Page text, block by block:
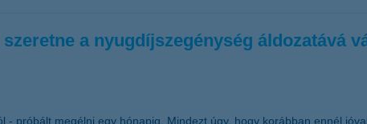
a nyugdíjszegénység áldozatává
próbált megélni egy hónapig. Mindezt úgy, hogy korábban ennél